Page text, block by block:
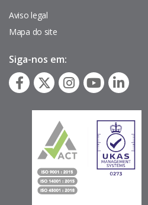
página
Aviso legal
Mapa do site
Siga-nos em: